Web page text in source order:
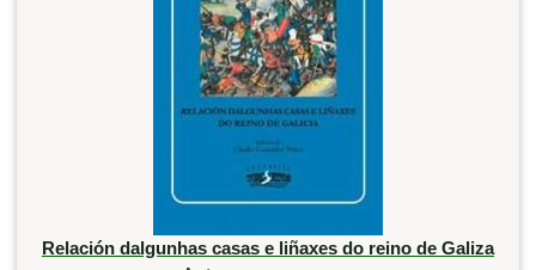
Relación dalgunhas casas e liñaxes do reino de Galiza